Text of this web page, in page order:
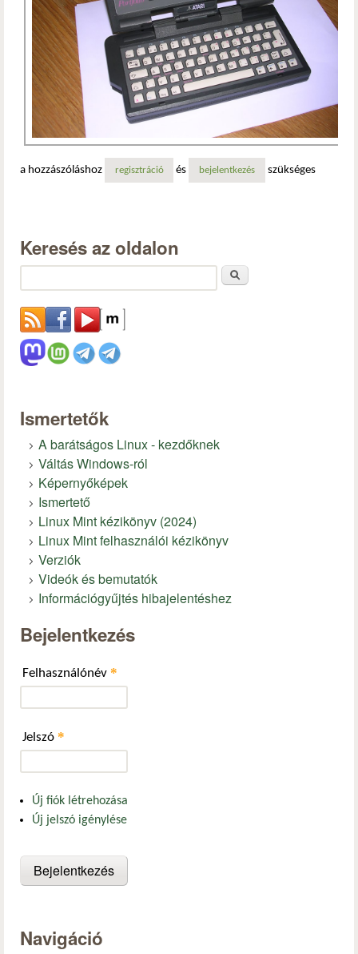
a hozzászóláshoz regisztráció és bejelentkezés szükséges
Keresés az oldalon
Ismertetők
A barátságos Linux - kezdőknek
Váltás Windows-ról
Képernyőképek
Ismertető
Linux Mint kézikönyv (2024)
Linux Mint felhasználói kézikönyv
Verziók
Videók és bemutatók
Információgyűjtés hibajelentéshez
Bejelentkezés
Felhasználónév *
Jelszó *
Új fiók létrehozása
Új jelszó igénylése
Navigáció